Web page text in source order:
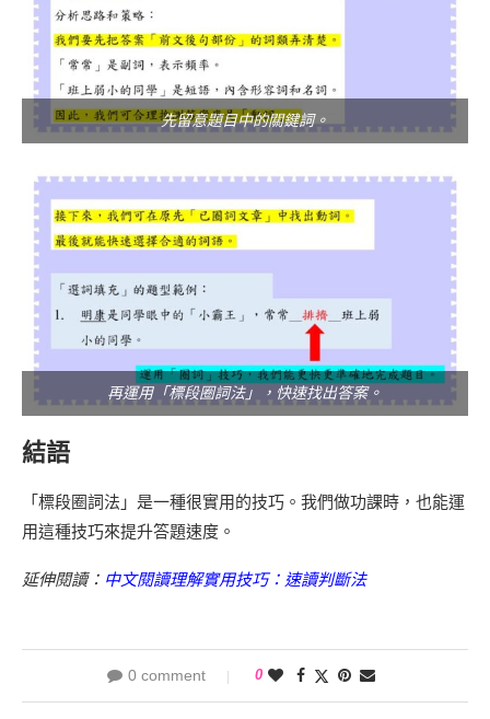
先留意題目中的關鍵詞。
再運用「標段圈詞法」，快速找出答案。
結語
「標段圈詞法」是一種很實用的技巧。我們做功課時，也能運
用這種技巧來提升答題速度。
延伸閱讀： 中文閱讀理解實用技巧：速讀判斷法
0 comment 0